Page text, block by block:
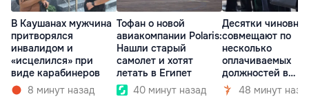
В Каушанах мужчина
притворялся
инвалидом и
«исцелился» при
виде карабинеров
8 минут назад
Тофан о новой
авиакомпании Polaris:
Нашли старый
самолет и хотят
летать в Египет
40 минут назад
Десятки
совмещают по
несколько
оплачиваемых
должностей в
госкомпаниях
48 минут